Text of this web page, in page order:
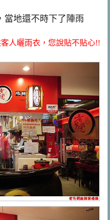
當地還不時下了陣雨
人曬雨衣，您說貼不貼心!!